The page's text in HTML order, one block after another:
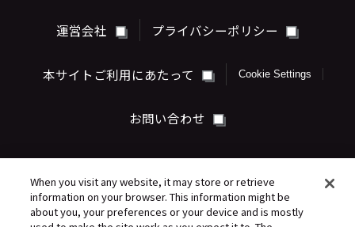
伊豆見香苗 公式サイト
運営会社 プライバシーポリシー
本サイトご利用にあたって Cookie Settings
お問い合わせ
When you visit any website, it may store or retrieve
information on your browser. This information might be
about you, your preferences or your device and is mostly